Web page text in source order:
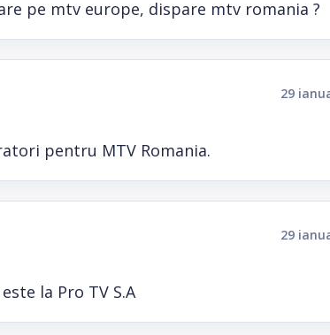
pe mtv europe, dispare mtv romania ?
29
pentru MTV Romania.
29
la Pro TV S.A